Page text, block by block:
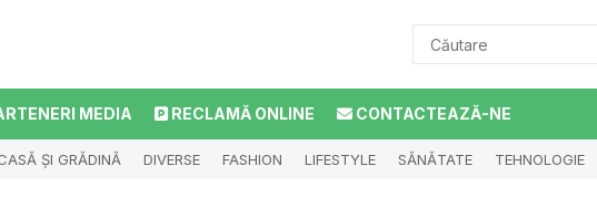
MEDIA RECLAMĂ ONLINE CONTACTEAZĂ-NE
ȘI GRĂDINĂ DIVERSE FASHION LIFESTYLE SĂNĂTATE TEHNOLOGIE